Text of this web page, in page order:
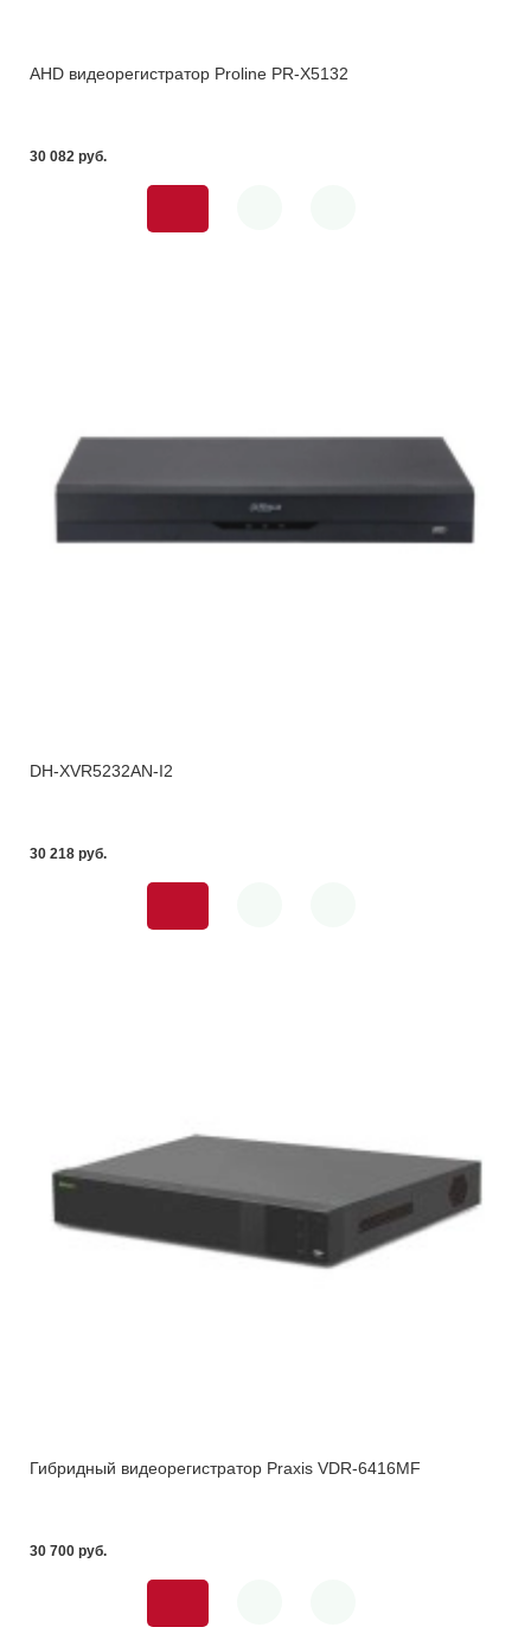
AHD видеорегистратор Proline PR-X5132
30 082 pуб.
DH-XVR5232AN-I2
30 218 pуб.
Гибридный видеорегистратор Praxis VDR-6416MF
30 700 pуб.